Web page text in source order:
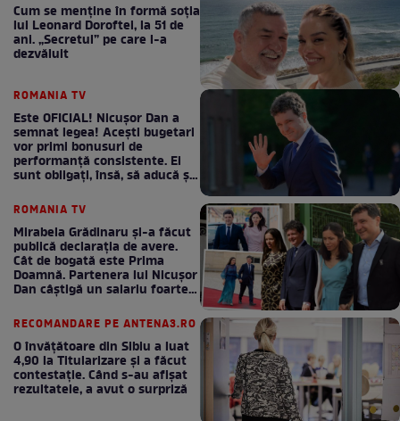
Cum se menţine în formă soţia
lui Leonard Doroftei, la 51 de
ani. „Secretul” pe care l-a
dezvăluit
ROMANIA TV
Este OFICIAL! Nicușor Dan a
semnat legea! Acești bugetari
vor primi bonusuri de
performanță consistente. Ei
sunt obligați, însă, să aducă și
ROMANIA TV
Mirabela Grădinaru și-a făcut
publică declarația de avere.
Cât de bogată este Prima
Doamnă. Partenera lui Nicușor
Dan câștigă un salariu foarte
RECOMANDARE PE ANTENA3.RO
O învățătoare din Sibiu a luat
4,90 la Titularizare și a făcut
contestație. Când s-au afișat
rezultatele, a avut o surpriză